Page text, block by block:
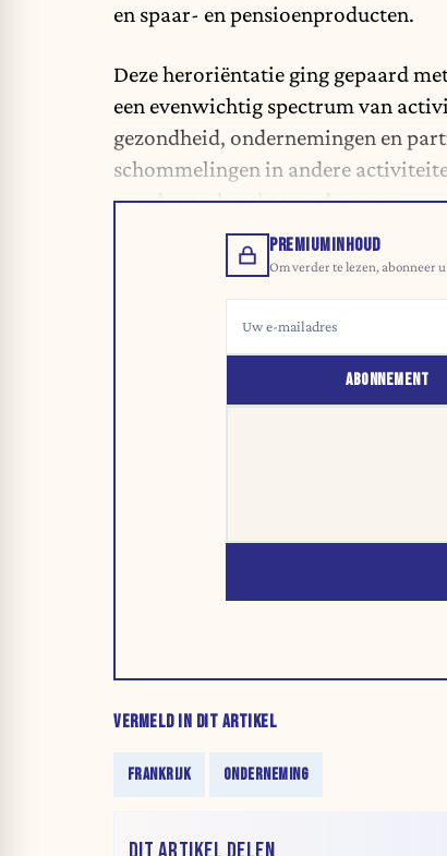
en spaar- en pensioenproducten.
Deze heroriëntatie ging gepaard
een evenwichtig spectrum van
gezondheid, ondernemingen en
schommelingen in andere
van de veerkracht van de groep.
PREMIUMINHOUD
Om verder te lezen, abonneer
ABONNEMENT
VERMELD IN DIT ARTIKEL
FRANKRIJK ONDERNEMING